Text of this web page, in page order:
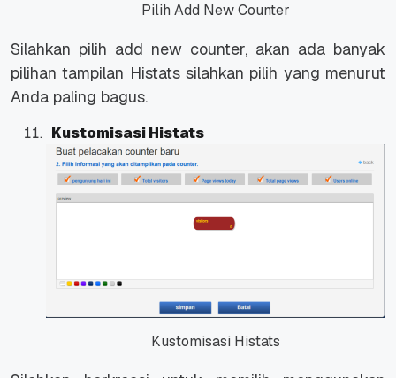
Pilih Add New Counter
Silahkan pilih add new counter, akan ada banyak
pilihan tampilan Histats silahkan pilih yang menurut
Anda paling bagus.
Kustomisasi Histats
Kustomisasi Histats